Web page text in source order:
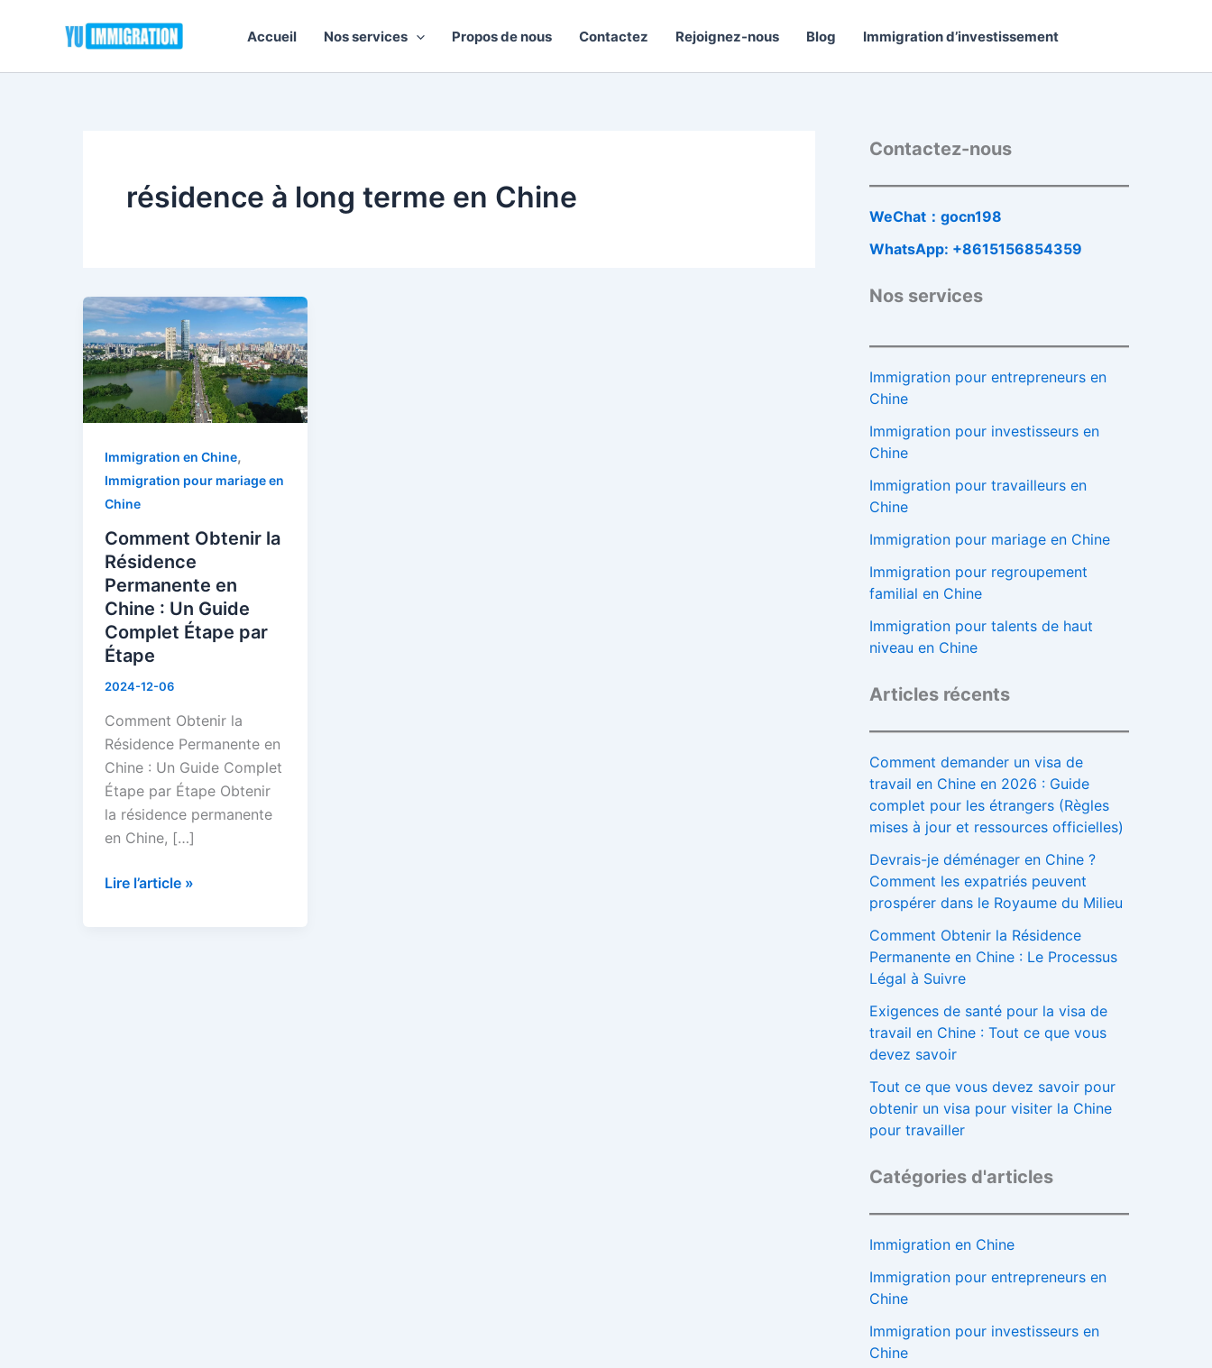
Accueil Nos services Propos de nous Contactez Rejoignez-nous Blog Immigration d’investissement
résidence à long terme en Chine
Immigration en Chine,
Immigration pour mariage en
Chine
Comment Obtenir la
Résidence
Permanente en
Chine : Un Guide
Complet Étape par
Étape
2024-12-06
Comment Obtenir la
Résidence Permanente en
Chine : Un Guide Complet
Étape par Étape Obtenir
la résidence permanente
en Chine, […]
Comment
Obtenir
la
Résidence
Permanente
en
Chine
:
Un
Complet
Étape
par
Étape
Lire l’article »
Contactez-nous
WeChat：gocn198
WhatsApp: +8615156854359
Nos services
Immigration pour entrepreneurs en
Chine
Immigration pour investisseurs en
Chine
Immigration pour travailleurs en
Chine
Immigration pour mariage en Chine
Immigration pour regroupement
familial en Chine
Immigration pour talents de haut
niveau en Chine
Articles récents
Comment demander un visa de
travail en Chine en 2026 : Guide
complet pour les étrangers (Règles
mises à jour et ressources officielles)
Devrais-je déménager en Chine ?
Comment les expatriés peuvent
prospérer dans le Royaume du Milieu
Comment Obtenir la Résidence
Permanente en Chine : Le Processus
Légal à Suivre
Exigences de santé pour la visa de
travail en Chine : Tout ce que vous
devez savoir
Tout ce que vous devez savoir pour
obtenir un visa pour visiter la Chine
pour travailler
Catégories d'articles
Immigration en Chine
Immigration pour entrepreneurs en
Chine
Immigration pour investisseurs en
Chine